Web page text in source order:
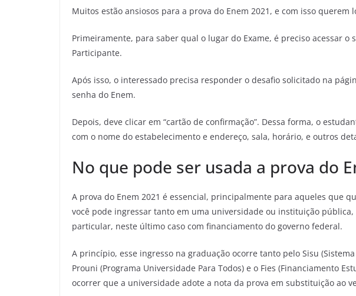
Muitos estão ansiosos para a prova do Enem 2021, e com isso querem
Primeiramente, para saber qual o lugar do Exame, é preciso acessar o
Participante.
Após isso, o interessado precisa responder o desafio solicitado na
senha do Enem.
Depois, deve clicar em “cartão de confirmação”. Dessa forma, o
com o nome do estabelecimento e endereço, sala, horário, e outros
No que pode ser usada a prova do
A prova do Enem 2021 é essencial, principalmente para aqueles que
você pode ingressar tanto em uma universidade ou instituição
particular, neste último caso com financiamento do governo federal.
A princípio, esse ingresso na graduação ocorre tanto pelo Sisu
Prouni (Programa Universidade Para Todos) e o Fies (Financiamento
ocorrer que a universidade adote a nota da prova em substituição ao